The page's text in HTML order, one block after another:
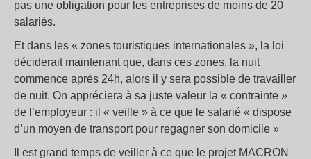
pas une obligation pour les entreprises de moins de 20
salariés.
Et dans les « zones touristiques internationales », la loi
déciderait maintenant que, dans ces zones, la nuit
commence après 24h, alors il y sera possible de travailler
de nuit. On appréciera à sa juste valeur la « contrainte »
de l’employeur : il « veille » à ce que le salarié « dispose
d’un moyen de transport pour regagner son domicile »
Il est grand temps de veiller à ce que le projet MACRON